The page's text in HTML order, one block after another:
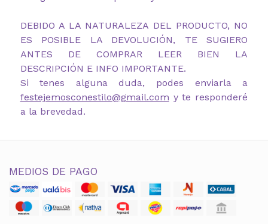
DEBIDO A LA NATURALEZA DEL PRODUCTO, NO
ES POSIBLE LA DEVOLUCIÓN, TE SUGIERO
ANTES DE COMPRAR LEER BIEN LA
DESCRIPCIÓN E INFO IMPORTANTE.
Si tenes alguna duda, podes enviarla a
festejemosconestilo@gmail.com y te responderé
a la brevedad.
MEDIOS DE PAGO